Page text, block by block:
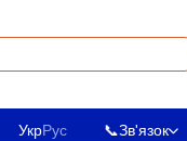
УкрРус 📞Зв'язок